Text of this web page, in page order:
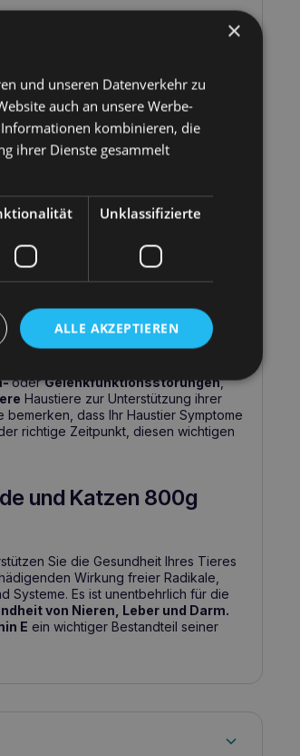
ist auch eine wertvolle Unterstützung
der Zellmembranpermeabilität
und Katzen 800g
oderGelenkfunktionsstörungen,
Haustiere zur Unterstützung ihrer
dass Ihr Haustier Symptome
richtige Zeitpunkt, diesen wichtigen
und Katzen 800g
Sie die Gesundheit Ihres Tieres
Wirkung freier Radikale,
Systeme. Es ist unentbehrlich für die
von Nieren, Leber und Darm.
E ein wichtiger Bestandteil seiner
×
und unseren Datenverkehr zu
auch an unsere Werbe-
kombinieren, die
ihrer Dienste gesammelt
Unklassifizierte
ALLE AKZEPTIEREN